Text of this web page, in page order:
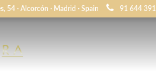
54 · Alcorcón · Madrid · Spain 91 644